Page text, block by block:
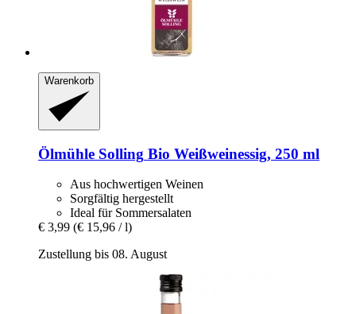
Warenkorb
Ölmühle Solling Bio Weißweinessig, 250 ml
Aus hochwertigen Weinen
Sorgfältig hergestellt
Ideal für Sommersalaten
€ 3,99 (€ 15,96 / l)
Zustellung bis 08. August